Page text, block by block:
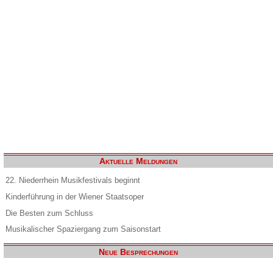
Aktuelle Meldungen
22. Niederrhein Musikfestivals beginnt
Kinderführung in der Wiener Staatsoper
Die Besten zum Schluss
Musikalischer Spaziergang zum Saisonstart
Neue Besprechungen